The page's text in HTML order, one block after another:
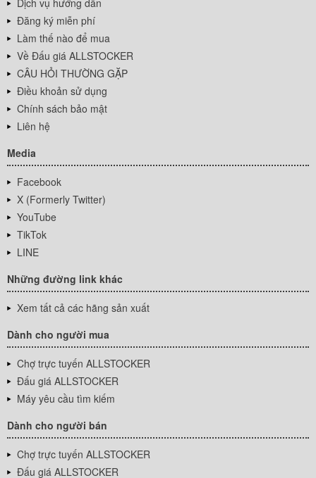
Dịch vụ hướng dẫn
Đăng ký miễn phí
Làm thế nào để mua
Về Đấu giá ALLSTOCKER
CÂU HỎI THƯỜNG GẶP
Điều khoản sử dụng
Chính sách bảo mật
Liên hệ
Media
Facebook
X (Formerly Twitter)
YouTube
TikTok
LINE
Những đường link khác
Xem tất cả các hãng sản xuất
Dành cho người mua
Chợ trực tuyến ALLSTOCKER
Đấu giá ALLSTOCKER
Máy yêu cầu tìm kiếm
Dành cho người bán
Chợ trực tuyến ALLSTOCKER
Đấu giá ALLSTOCKER